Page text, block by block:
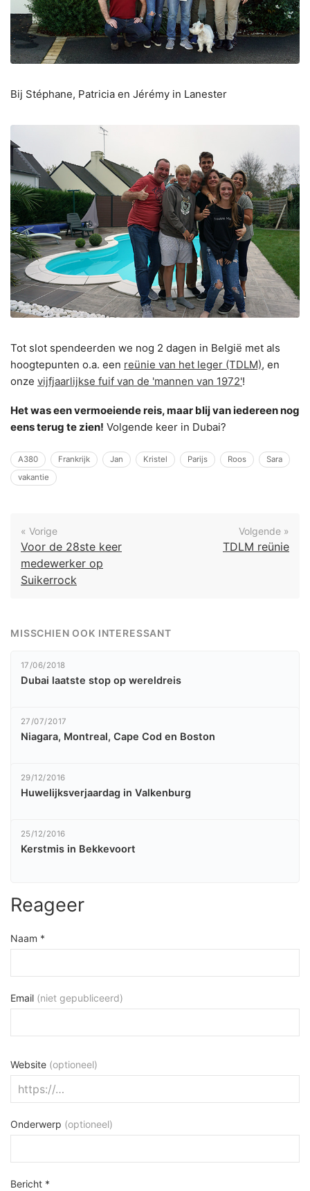
Bij Stéphane, Patricia en Jérémy in Lanester
Tot slot spendeerden we nog 2 dagen in België met als
hoogtepunten o.a. een reünie van het leger (TDLM), en
onze vijfjaarlijkse fuif van de 'mannen van 1972'!
Het was een vermoeiende reis, maar blij van iedereen nog
eens terug te zien! Volgende keer in Dubai?
A380 Frankrijk Jan Kristel Parijs Roos
Sara
vakantie
« Vorige
Voor de 28ste keer
medewerker op
Suikerrock
Volgende »
TDLM reünie
MISSCHIEN OOK INTERESSANT
17/06/2018
Dubai laatste stop op wereldreis
27/07/2017
Niagara, Montreal, Cape Cod en Boston
29/12/2016
Huwelijksverjaardag in Valkenburg
25/12/2016
Kerstmis in Bekkevoort
Reageer
Naam *
Email (niet gepubliceerd)
Website (optioneel)
Onderwerp (optioneel)
Bericht *